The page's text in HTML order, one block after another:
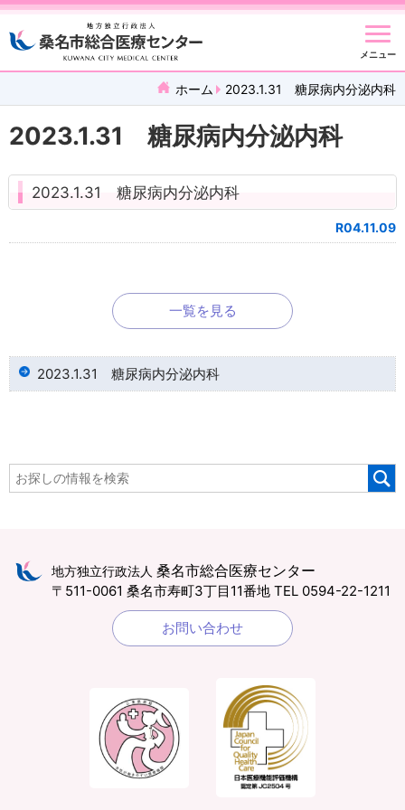
メニュー
ホーム 2023.1.31 糖尿病内分泌内科
2023.1.31 糖尿病内分泌内科
2023.1.31 糖尿病内分泌内科
R04.11.09
一覧を見る
2023.1.31 糖尿病内分泌内科
地方独立行政法人 桑名市総合医療センター
〒511-0061 桑名市寿町3丁目11番地 TEL 0594-22-1211
お問い合わせ